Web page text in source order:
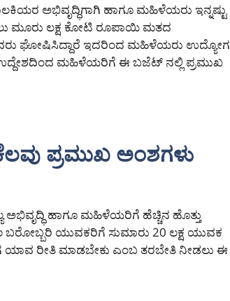
ಅಭಿವೃದ್ಧಿಗಾಗಿ ಹಾಗೂ ಮಹಿಳೆಯರು ಇನ್ನಷ್ಟು
ಮೂರು ಲಕ್ಷ ಕೋಟಿ ರೂಪಾಯಿ ಮತದ
ಘೋಷಿಸಿದ್ದಾರೆ ಇದರಿಂದ ಮಹಿಳೆಯರು ಉದ್ಯೋಗ
ಉದ್ದೇಶದಿಂದ ಮಹಿಳೆಯರಿಗೆ ಈ ಬಜೆಟ್ ನಲ್ಲಿ ಪ್ರಮುಖ
ಪ್ರಮುಖ ಅಂಶಗಳು
ಹಾಗೂ ಮಹಿಳೆಯರಿಗೆ ಹೆಚ್ಚಿನ ಹೊತ್ತು
ಬರೋಬ್ಬರಿ ಯುವಕರಿಗೆ ಸುಮಾರು 20 ಲಕ್ಷ ಯುವಕ
ರೀತಿ ಮಾಡಬೇಕು ಎಂಬ ತರಬೇತಿ ನೀಡಲು ಈ